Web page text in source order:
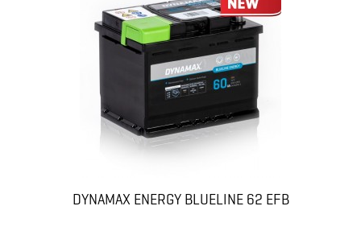
DYNAMAX ENERGY BLUELINE 62 EFB